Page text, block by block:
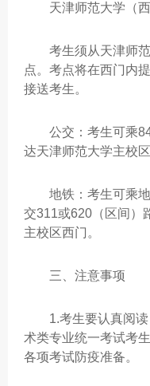
天津师范大学（西
考生须从天津师范
点。考点将在西门内
接送考生。
公交：考生可乘
达天津师范大学主校区
地铁：考生可乘地
交311或620（区间）
主校区西门。
三、注意事项
1.考生要认真阅读
术类专业统一考试考
各项考试防疫准备。